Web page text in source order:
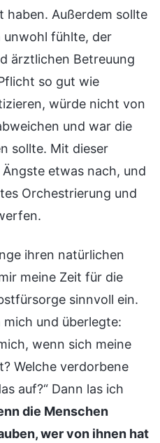
haben. Außerdem sollte
unwohl fühlte, der
ärztlichen Betreuung
so gut wie
würde nicht von
und war die
sollte. Mit dieser
etwas nach, und
Orchestrierung und
ihren natürlichen
meine Zeit für die
sinnvoll ein.
und überlegte:
wenn sich meine
Welche verdorbene
auf?“ Dann las ich
die Menschen
wer von ihnen hat